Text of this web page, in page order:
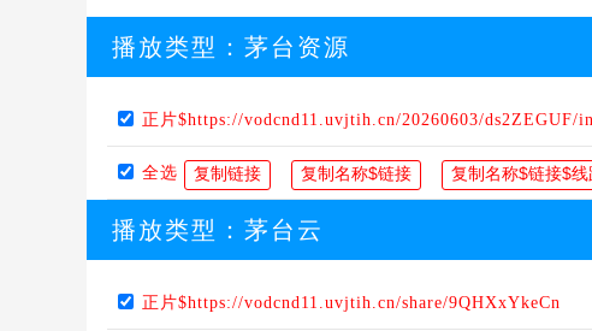
播放类型： 茅台资源
正片$https://vodcnd11.uvjtih.cn/20260603/ds2ZEGUF/
全选
播放类型： 茅台云
正片$https://vodcnd11.uvjtih.cn/share/9QHXxYkeCn